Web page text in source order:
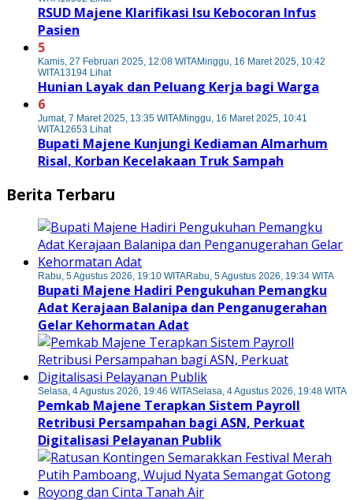
RSUD Majene Klarifikasi Isu Kebocoran Infus
Pasien
5
Kamis, 27 Februari 2025, 12:08 WITAMinggu, 16 Maret 2025, 10:42
WITA13194 Lihat
Hunian Layak dan Peluang Kerja bagi Warga
6
Jumat, 7 Maret 2025, 13:35 WITAMinggu, 16 Maret 2025, 10:41
WITA12653 Lihat
Bupati Majene Kunjungi Kediaman Almarhum
Risal, Korban Kecelakaan Truk Sampah
Berita Terbaru
Rabu, 5 Agustus 2026, 19:10 WITARabu, 5 Agustus 2026, 19:34 WITA
Bupati Majene Hadiri Pengukuhan Pemangku
Adat Kerajaan Balanipa dan Penganugerahan
Gelar Kehormatan Adat
Selasa, 4 Agustus 2026, 19:46 WITASelasa, 4 Agustus 2026, 19:48 WITA
Pemkab Majene Terapkan Sistem Payroll
Retribusi Persampahan bagi ASN, Perkuat
Digitalisasi Pelayanan Publik